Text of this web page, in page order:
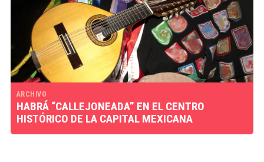
ARCHIVO
HABRÁ “CALLEJONEADA” EN EL CENTRO
HISTÓRICO DE LA CAPITAL MEXICANA